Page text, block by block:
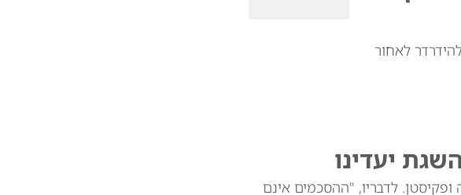
החל להידרדר לאחור
יעדינו
לדבריו, "ההסכמים אינם